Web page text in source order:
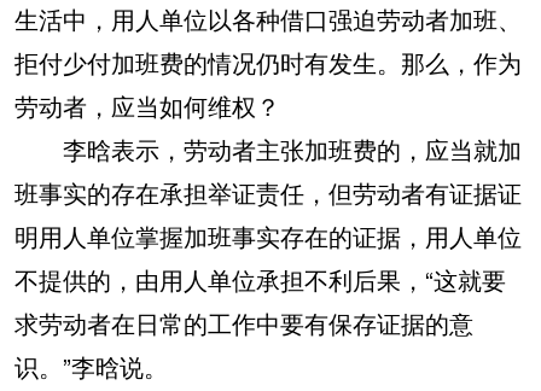
生活中，用人单位以各种借口强迫劳动者加班、
拒付少付加班费的情况仍时有发生。那么，作为
劳动者，应当如何维权？
李晗表示，劳动者主张加班费的，应当就加
班事实的存在承担举证责任，但劳动者有证据证
明用人单位掌握加班事实存在的证据，用人单位
不提供的，由用人单位承担不利后果，“这就要
求劳动者在日常的工作中要有保存证据的意
识。”李晗说。